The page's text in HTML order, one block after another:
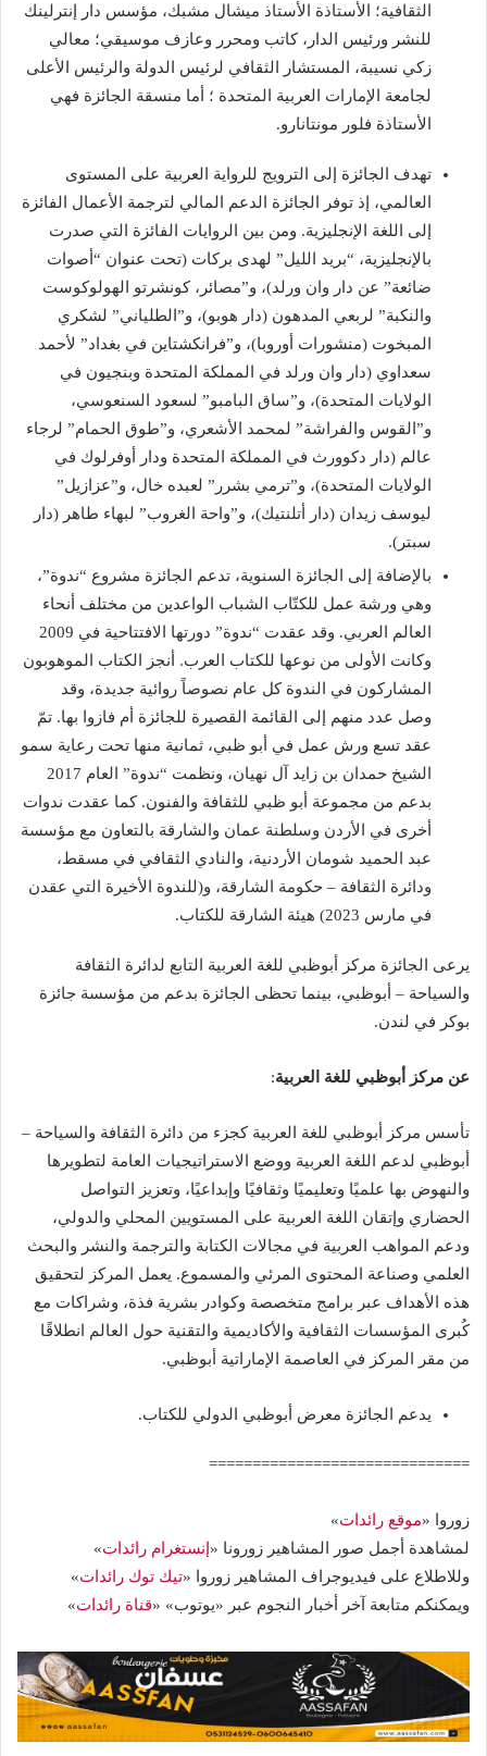
الثقافية؛ الأستاذة الأستاذ ميشال مشبك، مؤسس دار إنترلينك
للنشر ورئيس الدار، كاتب ومحرر وعازف موسيقي؛ معالي
زكي نسيبة، المستشار الثقافي لرئيس الدولة والرئيس الأعلى
لجامعة الإمارات العربية المتحدة ؛ أما منسقة الجائزة فهي
الأستاذة فلور مونتانارو.
تهدف الجائزة إلى الترويج للرواية العربية على المستوى
العالمي، إذ توفر الجائزة الدعم المالي لترجمة الأعمال الفائزة
إلى اللغة الإنجليزية. ومن بين الروايات الفائزة التي صدرت
بالإنجليزية، “بريد الليل” لهدى بركات (تحت عنوان “أصوات
ضائعة” عن دار وان ورلد)، و”مصائر، كونشرتو الهولوكوست
والنكبة” لربعي المدهون (دار هوبو)، و”الطلياني” لشكري
المبخوت (منشورات أوروبا)، و”فرانكشتاين في بغداد” لأحمد
سعداوي (دار وان ورلد في المملكة المتحدة وبنجيون في
الولايات المتحدة)، و”ساق البامبو” لسعود السنعوسي،
و”القوس والفراشة” لمحمد الأشعري، و”طوق الحمام” لرجاء
عالم (دار دكوورث في المملكة المتحدة ودار أوفرلوك في
الولايات المتحدة)، و”ترمي بشرر” لعبده خال، و”عزازيل”
ليوسف زيدان (دار أتلنتيك)، و”واحة الغروب” لبهاء طاهر (دار
سبتر).
بالإضافة إلى الجائزة السنوية، تدعم الجائزة مشروع “ندوة”،
وهي ورشة عمل للكتّاب الشباب الواعدين من مختلف أنحاء
العالم العربي. وقد عقدت “ندوة” دورتها الافتتاحية في 2009
وكانت الأولى من نوعها للكتاب العرب. أنجز الكتاب الموهوبون
المشاركون في الندوة كل عام نصوصاً روائية جديدة، وقد
وصل عدد منهم إلى القائمة القصيرة للجائزة أم فازوا بها. تمّ
عقد تسع ورش عمل في أبو ظبي، ثمانية منها تحت رعاية سمو
الشيخ حمدان بن زايد آل نهيان، ونظمت “ندوة” العام 2017
بدعم من مجموعة أبو ظبي للثقافة والفنون. كما عقدت ندوات
أخرى في الأردن وسلطنة عمان والشارقة بالتعاون مع مؤسسة
عبد الحميد شومان الأردنية، والنادي الثقافي في مسقط،
ودائرة الثقافة – حكومة الشارقة، و(للندوة الأخيرة التي عقدن
في مارس 2023) هيئة الشارقة للكتاب.
يرعى الجائزة مركز أبوظبي للغة العربية التابع لدائرة الثقافة
والسياحة – أبوظبي، بينما تحظى الجائزة بدعم من مؤسسة جائزة
بوكر في لندن.
عن مركز أبوظبي للغة العربية:
تأسس مركز أبوظبي للغة العربية كجزء من دائرة الثقافة والسياحة –
أبوظبي لدعم اللغة العربية ووضع الاستراتيجيات العامة لتطويرها
والنهوض بها علميًا وتعليميًا وثقافيًا وإبداعيًا، وتعزيز التواصل
الحضاري وإتقان اللغة العربية على المستويين المحلي والدولي،
ودعم المواهب العربية في مجالات الكتابة والترجمة والنشر والبحث
العلمي وصناعة المحتوى المرئي والمسموع. يعمل المركز لتحقيق
هذه الأهداف عبر برامج متخصصة وكوادر بشرية فذة، وشراكات مع
كُبرى المؤسسات الثقافية والأكاديمية والتقنية حول العالم انطلاقًا
من مقر المركز في العاصمة الإماراتية أبوظبي.
يدعم الجائزة معرض أبوظبي الدولي للكتاب.
==============================
زوروا «موقع رائدات»
لمشاهدة أجمل صور المشاهير زورونا « إنستغرام رائدات»
وللاطلاع على فيديوجراف المشاهير زوروا «تيك توك رائدات»
ويمكنكم متابعة آخر أخبار النجوم عبر «يوتوب» «قناة رائدات»